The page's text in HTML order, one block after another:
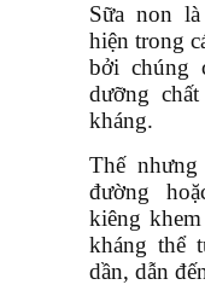
Sữa non
hiện trong
bởi chúng
dưỡng
kháng.
Thế
đường
kiêng
kháng thể
dần, dẫn